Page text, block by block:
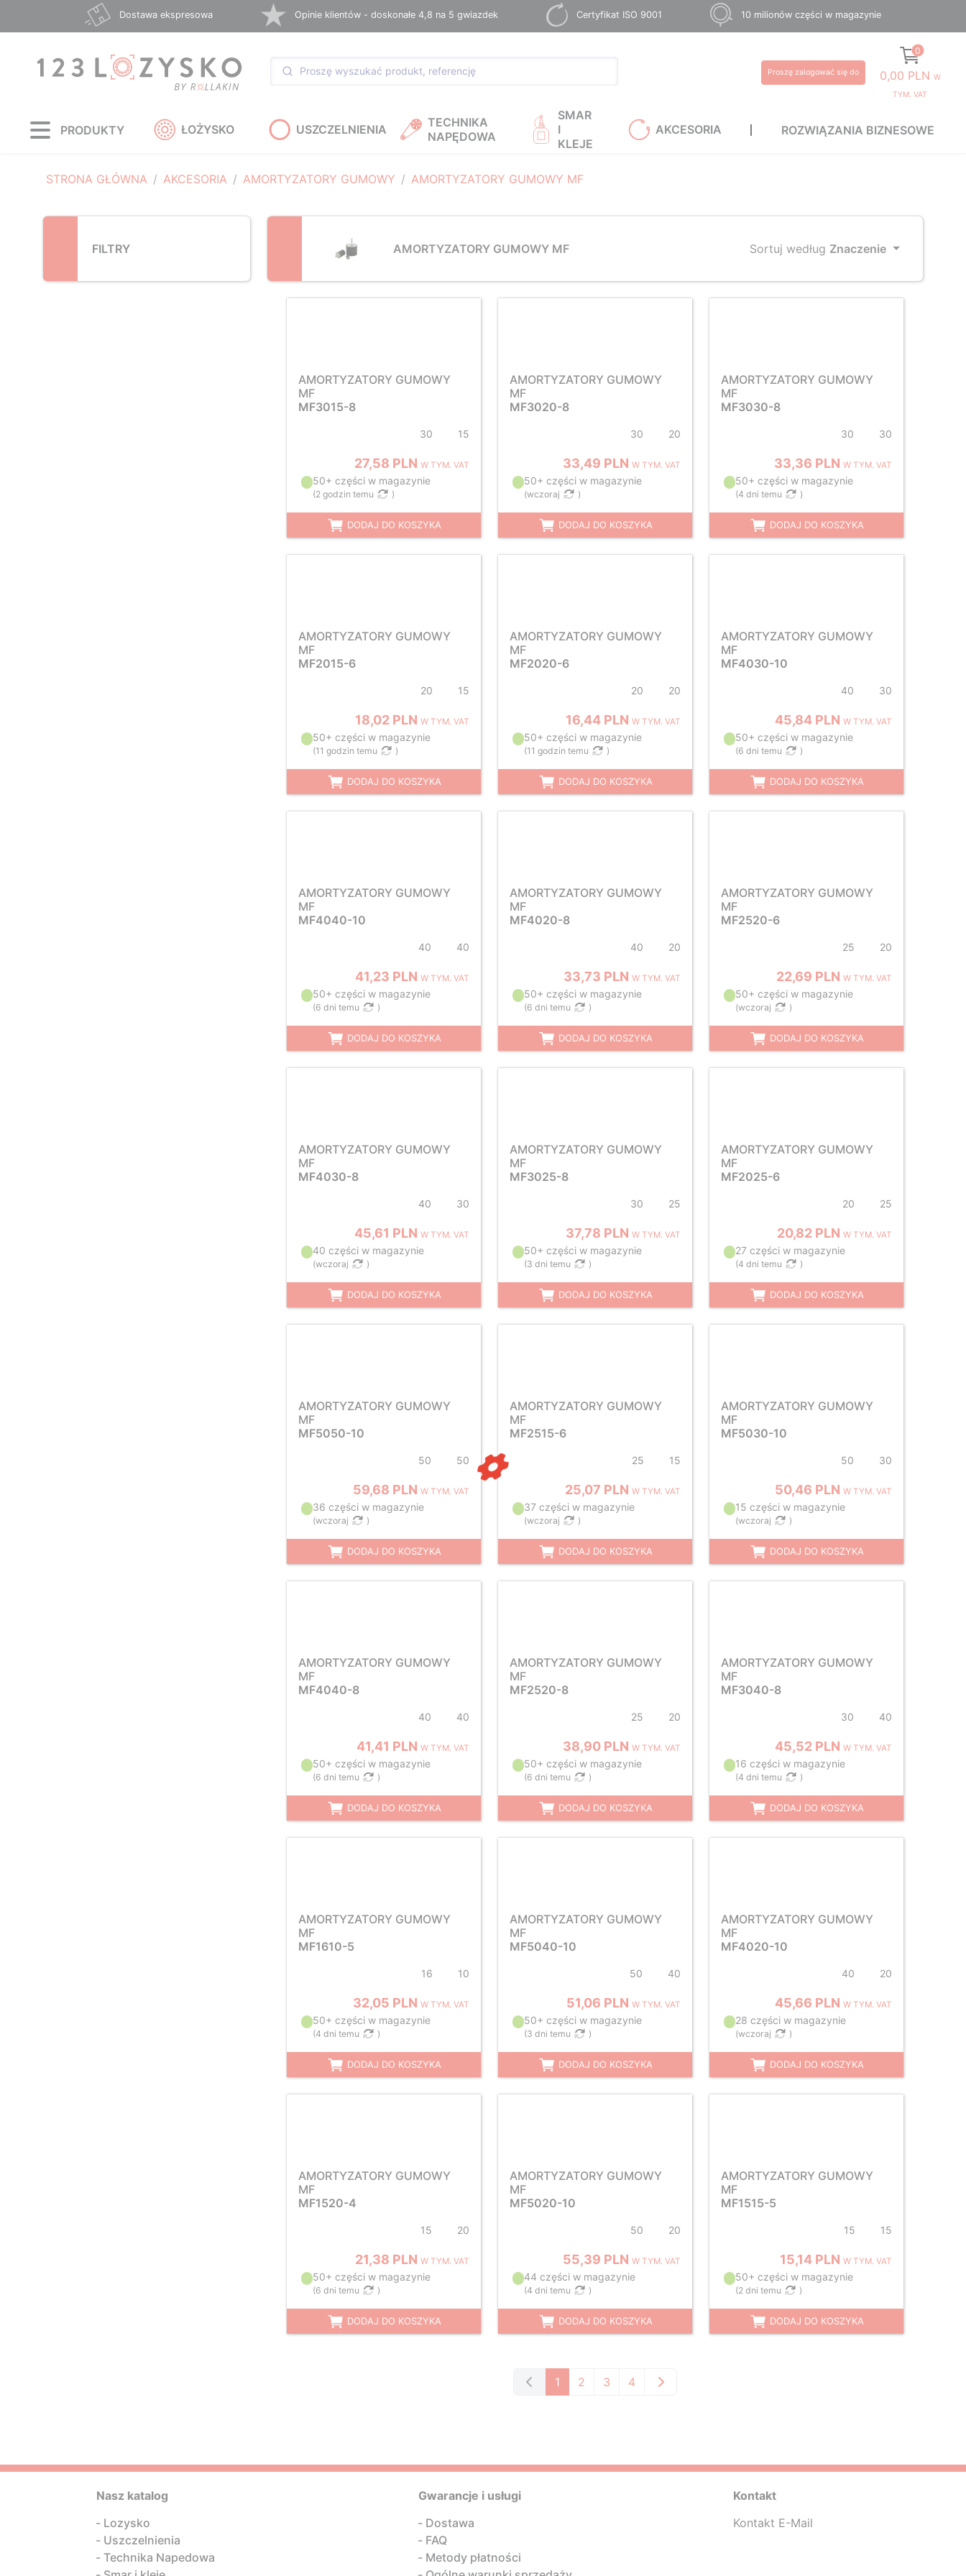
Dostawa ekspresowa Opinie klientów - doskonałe 4,8 na 5 gwiazdek Certyfikat ISO 9001 10 milionów części w magazynie
Proszę zalogować się do
0
0,00 PLN W
TYM. VAT
PRODUKTY ŁOŻYSKO USZCZELNIENIA
TECHNIKA
NAPĘDOWA
SMAR
I
KLEJE
AKCESORIA ROZWIĄZANIA BIZNESOWE
STRONA GŁÓWNA AKCESORIA AMORTYZATORY GUMOWY AMORTYZATORY GUMOWY MF
FILTRY AMORTYZATORY GUMOWY MF Sortuj według Znaczenie
AMORTYZATORY GUMOWY
MF
MF3015-8
30 15
27,58 PLN W TYM. VAT
50+ części w magazynie
(2 godzin temu )
DODAJ DO KOSZYKA
AMORTYZATORY GUMOWY
MF
MF3020-8
30 20
33,49 PLN W TYM. VAT
50+ części w magazynie
(wczoraj )
DODAJ DO KOSZYKA
AMORTYZATORY GUMOWY
MF
MF3030-8
30 30
33,36 PLN W TYM. VAT
50+ części w magazynie
(4 dni temu )
DODAJ DO KOSZYKA
AMORTYZATORY GUMOWY
MF
MF2015-6
20 15
18,02 PLN W TYM. VAT
50+ części w magazynie
(11 godzin temu )
DODAJ DO KOSZYKA
AMORTYZATORY GUMOWY
MF
MF2020-6
20 20
16,44 PLN W TYM. VAT
50+ części w magazynie
(11 godzin temu )
DODAJ DO KOSZYKA
AMORTYZATORY GUMOWY
MF
MF4030-10
40 30
45,84 PLN W TYM. VAT
50+ części w magazynie
(6 dni temu )
DODAJ DO KOSZYKA
AMORTYZATORY GUMOWY
MF
MF4040-10
40 40
41,23 PLN W TYM. VAT
50+ części w magazynie
(6 dni temu )
DODAJ DO KOSZYKA
AMORTYZATORY GUMOWY
MF
MF4020-8
40 20
33,73 PLN W TYM. VAT
50+ części w magazynie
(6 dni temu )
DODAJ DO KOSZYKA
AMORTYZATORY GUMOWY
MF
MF2520-6
25 20
22,69 PLN W TYM. VAT
50+ części w magazynie
(wczoraj )
DODAJ DO KOSZYKA
AMORTYZATORY GUMOWY
MF
MF4030-8
40 30
45,61 PLN W TYM. VAT
40 części w magazynie
(wczoraj )
DODAJ DO KOSZYKA
AMORTYZATORY GUMOWY
MF
MF3025-8
30 25
37,78 PLN W TYM. VAT
50+ części w magazynie
(3 dni temu )
DODAJ DO KOSZYKA
AMORTYZATORY GUMOWY
MF
MF2025-6
20 25
20,82 PLN W TYM. VAT
27 części w magazynie
(4 dni temu )
DODAJ DO KOSZYKA
AMORTYZATORY GUMOWY
MF
MF5050-10
50 50
59,68 PLN W TYM. VAT
36 części w magazynie
(wczoraj )
DODAJ DO KOSZYKA
AMORTYZATORY GUMOWY
MF
MF2515-6
25 15
25,07 PLN W TYM. VAT
37 części w magazynie
(wczoraj )
DODAJ DO KOSZYKA
AMORTYZATORY GUMOWY
MF
MF5030-10
50 30
50,46 PLN W TYM. VAT
15 części w magazynie
(wczoraj )
DODAJ DO KOSZYKA
AMORTYZATORY GUMOWY
MF
MF4040-8
40 40
41,41 PLN W TYM. VAT
50+ części w magazynie
(6 dni temu )
DODAJ DO KOSZYKA
AMORTYZATORY GUMOWY
MF
MF2520-8
25 20
38,90 PLN W TYM. VAT
50+ części w magazynie
(6 dni temu )
DODAJ DO KOSZYKA
AMORTYZATORY GUMOWY
MF
MF3040-8
30 40
45,52 PLN W TYM. VAT
16 części w magazynie
(4 dni temu )
DODAJ DO KOSZYKA
AMORTYZATORY GUMOWY
MF
MF1610-5
16 10
32,05 PLN W TYM. VAT
50+ części w magazynie
(4 dni temu )
DODAJ DO KOSZYKA
AMORTYZATORY GUMOWY
MF
MF5040-10
50 40
51,06 PLN W TYM. VAT
50+ części w magazynie
(3 dni temu )
DODAJ DO KOSZYKA
AMORTYZATORY GUMOWY
MF
MF4020-10
40 20
45,66 PLN W TYM. VAT
28 części w magazynie
(wczoraj )
DODAJ DO KOSZYKA
AMORTYZATORY GUMOWY
MF
MF1520-4
15 20
21,38 PLN W TYM. VAT
50+ części w magazynie
(6 dni temu )
DODAJ DO KOSZYKA
AMORTYZATORY GUMOWY
MF
MF5020-10
50 20
55,39 PLN W TYM. VAT
44 części w magazynie
(4 dni temu )
DODAJ DO KOSZYKA
AMORTYZATORY GUMOWY
MF
MF1515-5
15 15
15,14 PLN W TYM. VAT
50+ części w magazynie
(2 dni temu )
DODAJ DO KOSZYKA
1 2 3 4
Nasz katalog
Lozysko
Uszczelnienia
Technika Napedowa
Gwarancje i usługi
Dostawa
FAQ
Metody płatności
Kontakt
Kontakt E-Mail